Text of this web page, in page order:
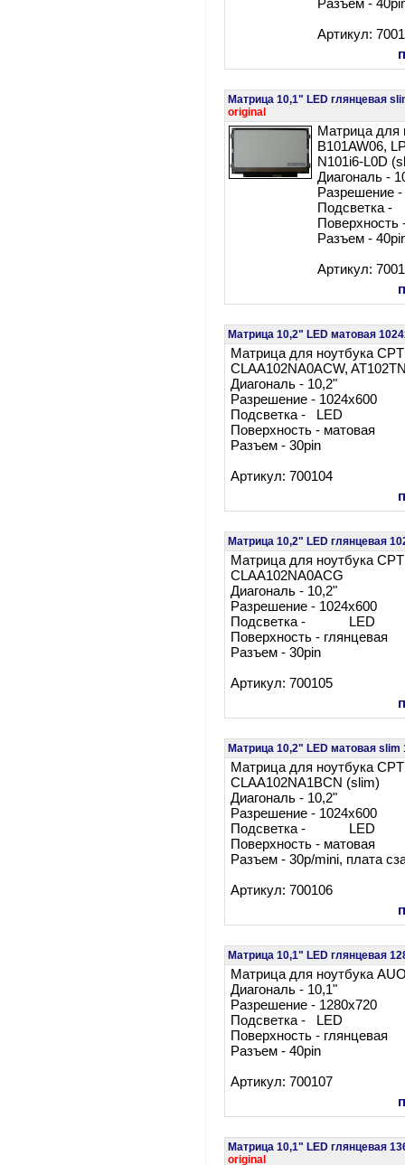
Разъем -
Артикул:
Матрица 10,1" LED глянцевая
original
Матрица для
B101AW06,
N101i6-L0D
Диагональ -
Разрешение
Поверхность
Разъем -
Артикул:
Матрица 10,2" LED матовая
Матрица для ноутбука CPT
CLAA102NA0ACW,
Диагональ - 10,2"
Разрешение - 1024x600
Подсветка - LED
Поверхность - матовая
Разъем - 30pin
Артикул: 700104
Матрица 10,2" LED глянцевая
Матрица для ноутбука CPT
CLAA102NA0ACG
Диагональ - 10,2"
Разрешение - 1024x600
Подсветка - LED
Поверхность - глянцевая
Разъем - 30pin
Артикул: 700105
Матрица 10,2" LED матовая
Матрица для ноутбука CPT
CLAA102NA1BCN (slim)
Диагональ - 10,2"
Разрешение - 1024x600
Подсветка - LED
Поверхность - матовая
Разъем - 30p/mini, плата
Артикул: 700106
Матрица 10,1" LED глянцевая
Матрица для ноутбука
Диагональ - 10,1"
Разрешение - 1280x720
Подсветка - LED
Поверхность - глянцевая
Разъем - 40pin
Артикул: 700107
Матрица 10,1" LED глянцевая
original